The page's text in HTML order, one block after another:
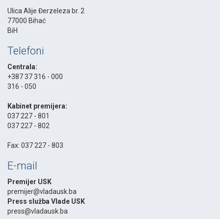
Ulica Alije Đerzeleza br. 2
77000 Bihać
BiH
Telefoni
Centrala:
+387 37 316 - 000
316 - 050
Kabinet premijera:
037 227 - 801
037 227 - 802
Fax: 037 227 - 803
E-mail
Premijer USK
premijer@vladausk.ba
Press služba Vlade USK
press@vladausk.ba